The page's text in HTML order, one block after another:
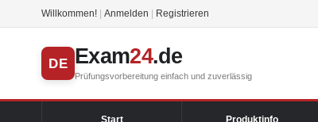
Willkommen! Anmelden Registrieren
DE Exam24.de
Prüfungsvorbereitung einfach und zuverlässig
Start Produktinfo